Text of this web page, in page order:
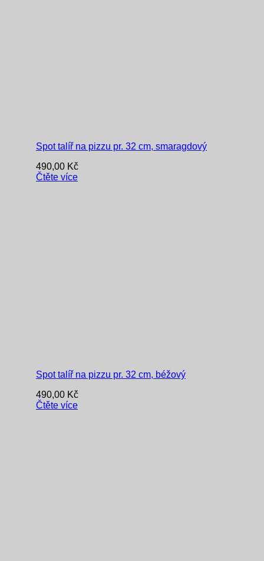
Spot talíř na pizzu pr. 32 cm, smaragdový
490,00 Kč
Čtěte více
Spot talíř na pizzu pr. 32 cm, béžový
490,00 Kč
Čtěte více